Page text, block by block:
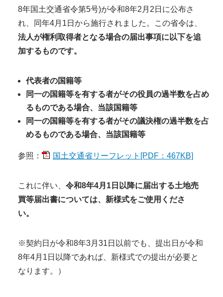
8年国土交通省令第5号)が令和8年2月2日に公布さ
れ、同年4月1日から施行されました。この省令は、
法人が権利取得者となる場合の届出事項に以下を追
加するものです。
代表者の国籍等
同一の国籍等を有する者がその役員の過半数を占め
るものである場合、当該国籍等
同一の国籍等を有する者がその議決権の過半数を占
めるものである場合、当該国籍等
参照： 国土交通省リーフレット[PDF：467KB]
これに伴い、 令和8年4月1日以降に届出する土地売
買等届出書については、新様式をご使用くださ
い。
※契約日が令和8年3月31日以前でも、提出日が令和
8年4月1日以降であれば、新様式での提出が必要と
なります。）